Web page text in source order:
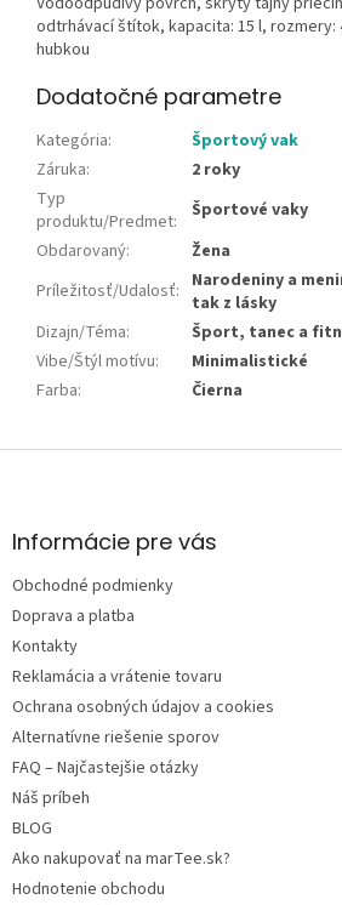
odtrhávací štítok, kapacita: 15 l, rozmery:
hubkou
Dodatočné parametre
Kategória:
Športový vak
Záruka:
2 roky
Typ
produktu/Predmet:
Športové vaky
Obdarovaný:
Žena
Príležitosť/Udalosť: Narodeniny a
tak z lásky
Dizajn/Téma:
Šport, tanec a
Vibe/Štýl motívu:
Minimalistické
Farba: Čierna
Z
ä
e
Informácie pre vás
Obchodné podmienky
Doprava a platba
Kontakty
Reklamácia a vrátenie tovaru
Ochrana osobných údajov a cookies
Alternatívne riešenie sporov
FAQ – Najčastejšie otázky
Náš príbeh
BLOG
Ako nakupovať na marTee.sk?
Hodnotenie obchodu